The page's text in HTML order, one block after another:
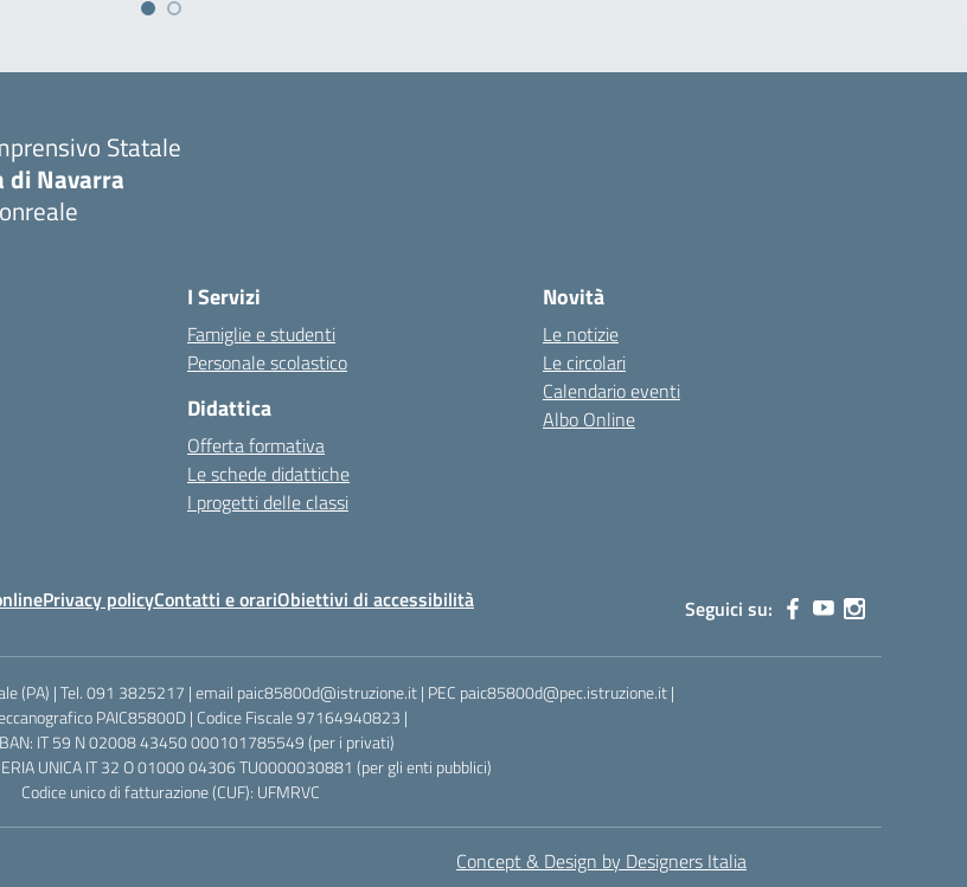
Statale
Navarra
I Servizi
Famiglie e studenti
Personale scolastico
Didattica
Offerta formativa
Le schede didattiche
I progetti delle classi
Novità
Le notizie
Le circolari
Calendario eventi
Albo Online
Privacy policyContatti e orariObiettivi di accessibilità Seguici su:
(PA) | Tel. 091 3825217 | email paic85800d@istruzione.it | PEC paic85800d@pec.istruzione.it |
PAIC85800D | Codice Fiscale 97164940823 |
IT 59 N 02008 43450 000101785549 (per i privati)
UNICA IT 32 O 01000 04306 TU0000030881 (per gli enti pubblici)
Codice unico di fatturazione (CUF): UFMRVC
Concept & Design by Designers Italia